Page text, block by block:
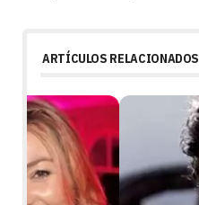
ARTÍCULOS RELACIONADOS